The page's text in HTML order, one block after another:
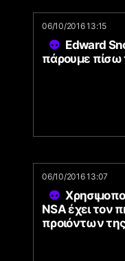
06/10/2016 13:15
Edward
πάρουμε πίσω
06/10/2016 13:07
NSA έχει τον
προιόντων της